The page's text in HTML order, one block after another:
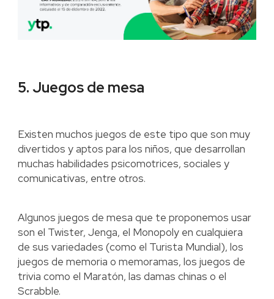
5. Juegos de mesa
Existen muchos juegos de este tipo que son muy
divertidos y aptos para los niños, que desarrollan
muchas habilidades psicomotrices, sociales y
comunicativas, entre otros.
Algunos juegos de mesa que te proponemos usar
son el Twister, Jenga, el Monopoly en cualquiera
de sus variedades (como el Turista Mundial), los
juegos de memoria o memoramas, los juegos de
trivia como el Maratón, las damas chinas o el
Scrabble.